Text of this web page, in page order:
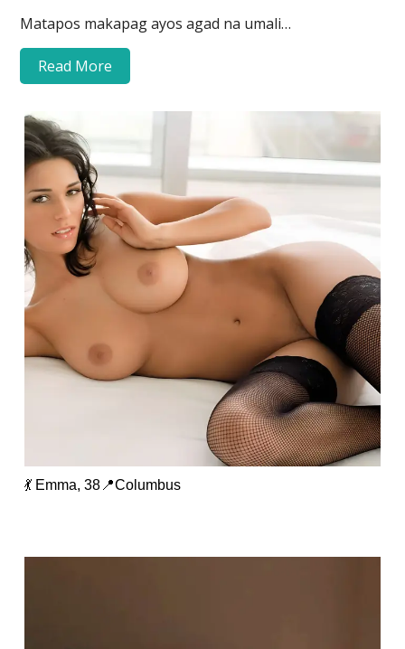
Matapos makapag ayos agad na umali…
Read More
💃 Emma, 38📍Columbus